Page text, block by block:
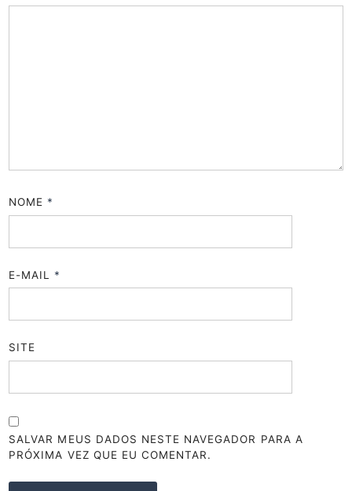
NOME *
E-MAIL *
SITE
SALVAR MEUS DADOS NESTE NAVEGADOR PARA A
PRÓXIMA VEZ QUE EU COMENTAR.